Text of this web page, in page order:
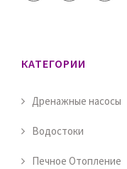
КАТЕГОРИИ
Дренажные насосы
Водостоки
Печное Отопление